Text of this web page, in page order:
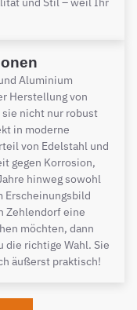
Aluminium
Herstellung von
sie nicht nur robust
in moderne
von Edelstahl und
gegen Korrosion,
hinweg sowohl
Erscheinungsbild
Zehlendorf eine
möchten, dann
die richtige Wahl. Sie
äußerst praktisch!